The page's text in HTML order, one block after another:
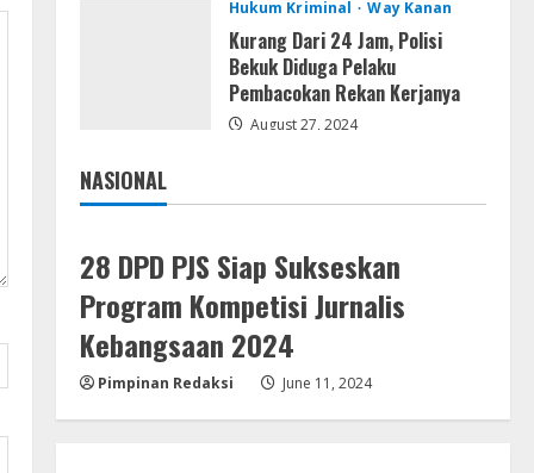
Hukum Kriminal
Way Kanan
Kurang Dari 24 Jam, Polisi
Bekuk Diduga Pelaku
Pembacokan Rekan Kerjanya
August 27, 2024
NASIONAL
Jakarta
28 DPD PJS Siap Sukseskan
Program Kompetisi Jurnalis
Kebangsaan 2024
Pimpinan Redaksi June 11, 2024